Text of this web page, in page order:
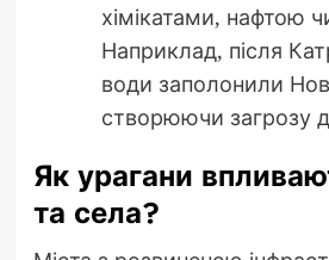
хімікатами, нафтою
Наприклад, після
води заполонили
створюючи загрозу
Як урагани
та села?